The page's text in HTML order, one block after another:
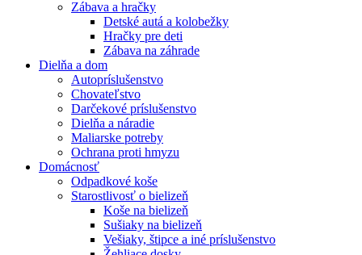
Zábava a hračky
Detské autá a kolobežky
Hračky pre deti
Zábava na záhrade
Dielňa a dom
Autopríslušenstvo
Chovateľstvo
Darčekové príslušenstvo
Dielňa a náradie
Maliarske potreby
Ochrana proti hmyzu
Domácnosť
Odpadkové koše
Starostlivosť o bielizeň
Koše na bielizeň
Sušiaky na bielizeň
Vešiaky, štipce a iné príslušenstvo